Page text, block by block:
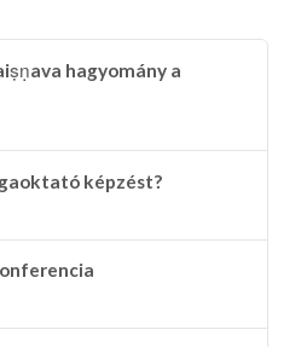
hagyomány a
képzést?